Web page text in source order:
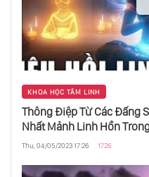
Trùng
Mạnh
3 Điều
KHOA HỌC TÂM LINH
Thông Điệp Từ Các Đấng
Nhất Mảnh Linh Hồn
Thu, 04/05/2023 17:26 1726